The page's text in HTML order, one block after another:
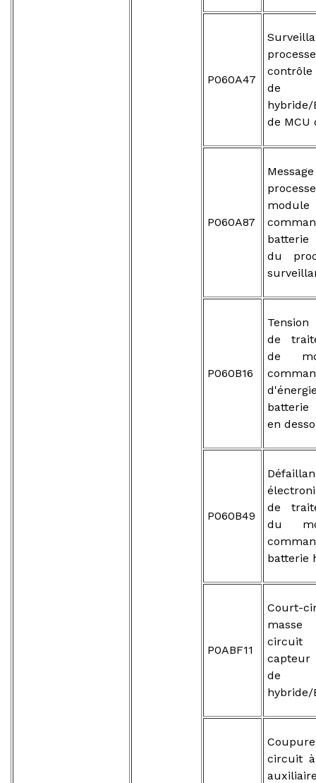
P060A47
de
de MCU
P060A87
batterie
du
P060B16
de
de
batterie
en
P060B49
de
du
batterie
P0ABF11
Court-
capteur
de
hybride/
circuit